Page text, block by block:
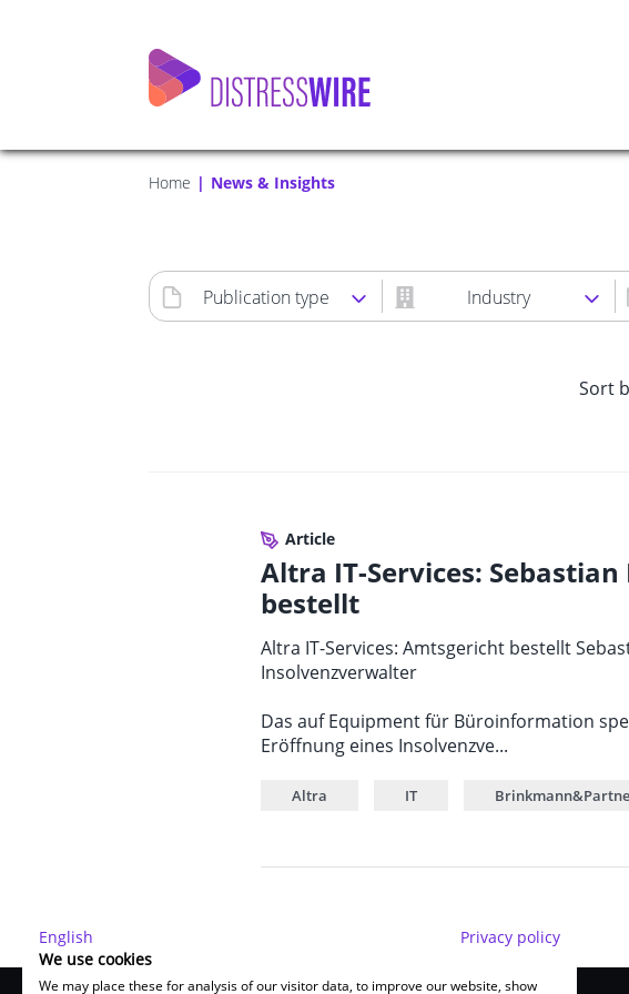
Home News & Insights
Publication type Industry
Sort
Article
Altra IT-Services:
bestellt
Altra IT-Services: Amtsgericht bestellt
Insolvenzverwalter
Das auf Equipment für Büroinformation
Eröffnung eines Insolvenzve...
Altra IT
English
Privacy policy
We use cookies
We may place these for analysis of our visitor data, to improve our website, show